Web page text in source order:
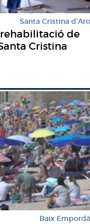
Santa Cristina d'Aro
de
Cristina
Baix Empordà